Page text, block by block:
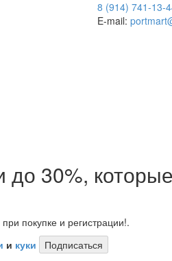
8 (914) 741-13-
E-mail:
до 30%,
покупке и регистрации!.
и куки
Подписаться